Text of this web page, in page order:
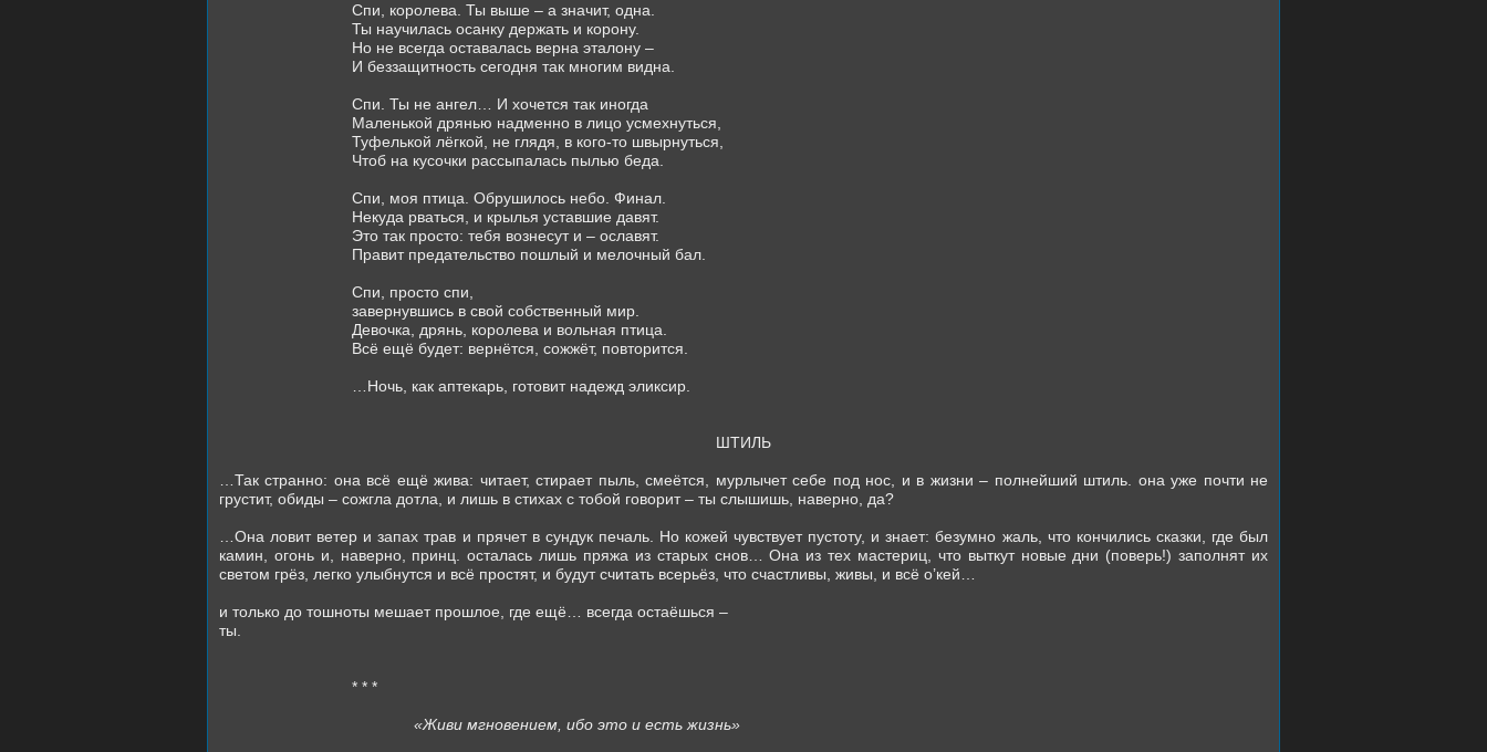
Спи, королева. Ты выше – а значит, одна.
Ты научилась осанку держать и корону.
Но не всегда оставалась верна эталону –
И беззащитность сегодня так многим видна.
Спи. Ты не ангел… И хочется так иногда
Маленькой дрянью надменно в лицо усмехнуться,
Туфелькой лёгкой, не глядя, в кого-то швырнуться,
Чтоб на кусочки рассыпалась пылью беда.
Спи, моя птица. Обрушилось небо. Финал.
Некуда рваться, и крылья уставшие давят.
Это так просто: тебя вознесут и – ославят.
Правит предательство пошлый и мелочный бал.
Спи, просто спи,
завернувшись в свой собственный мир.
Девочка, дрянь, королева и вольная птица.
Всё ещё будет: вернётся, сожжёт, повторится.
…Ночь, как аптекарь, готовит надежд эликсир.
ШТИЛЬ
…Так странно: она всё ещё жива: читает, стирает пыль, смеётся, мурлычет себе под нос, и в жизни – полнейший штиль. она уже почти не
грустит, обиды – сожгла дотла, и лишь в стихах с тобой говорит – ты слышишь, наверно, да?
…Она ловит ветер и запах трав и прячет в сундук печаль. Но кожей чувствует пустоту, и знает: безумно жаль, что кончились сказки, где был
камин, огонь и, наверно, принц. осталась лишь пряжа из старых снов… Она из тех мастериц, что выткут новые дни (поверь!) заполнят их
светом грёз, легко улыбнутся и всё простят, и будут считать всерьёз, что счастливы, живы, и всё о’кей…
и только до тошноты мешает прошлое, где ещё… всегда остаёшься –
ты.
* * *
«Живи мгновением, ибо это и есть жизнь»